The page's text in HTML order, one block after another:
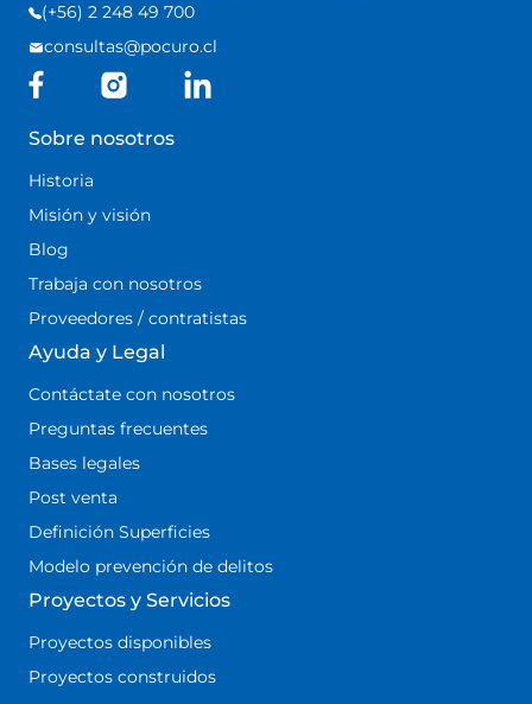
(+56) 2 248 49 700
consultas@pocuro.cl
Sobre nosotros
Historia
Misión y visión
Blog
Trabaja con nosotros
Proveedores / contratistas
Ayuda y Legal
Contáctate con nosotros
Preguntas frecuentes
Bases legales
Post venta
Definición Superficies
Modelo prevención de delitos
Proyectos y Servicios
Proyectos disponibles
Proyectos construidos